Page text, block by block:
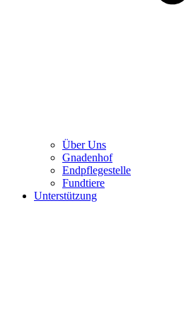
Über Uns
Gnadenhof
Endpflegestelle
Fundtiere
Unterstützung